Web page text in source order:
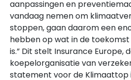
aanpassingen en
vandaag nemen om
stoppen, gaan daarom een
hebben op wat in de
is.” Dit stelt Insurance Europe,
koepelorganisatie van
statement voor de Klimaattop